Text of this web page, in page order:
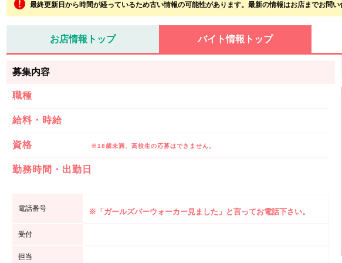
最終更新日から時間が経っているため古い情報の可能性があります。最新の情報はお店までお問い
お店情報トップ バイト情報トップ
募集内容
職種
給料・時給
資格 ※18歳未満、高校生の応募はできません。
勤務時間・出勤日
電話番号 ※「ガールズバーウォーカー見ました」と言ってお電話下さい。
受付
担当